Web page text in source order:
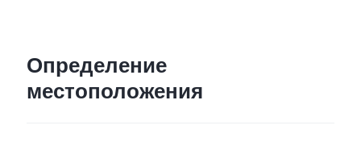
Определение
местоположения